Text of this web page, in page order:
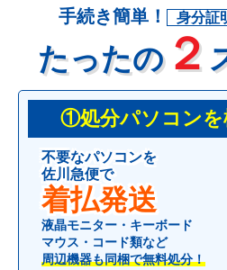
手続き簡単！ 身分証
たったの２
①処分パソコンを
不要なパソコンを
佐川急便で
着払発送
液晶モニター・キーボード
マウス・コード類など
周辺機器も同梱で無料処分！